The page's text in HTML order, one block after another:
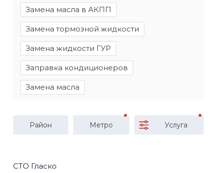
Замена масла в АКПП
Замена тормозной жидкости
Замена жидкости ГУР
Заправка кондиционеров
Замена масла
Район Метро Услуга
СТО Гласко